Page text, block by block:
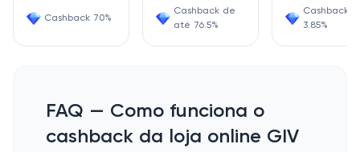
Cashback 70%
Cashback de
até 76.5%
Cashback
3.85%
FAQ — Como funciona o
cashback da loja online GIV